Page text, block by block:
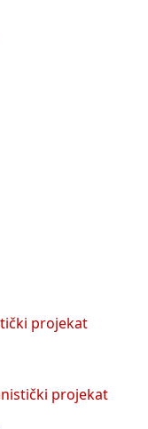
projekat
projekat